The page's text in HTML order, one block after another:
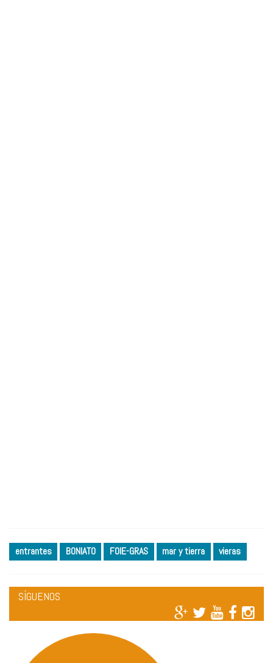
entrantes BONIATO FOIE-GRAS mar y tierra vieras
SÍGUENOS